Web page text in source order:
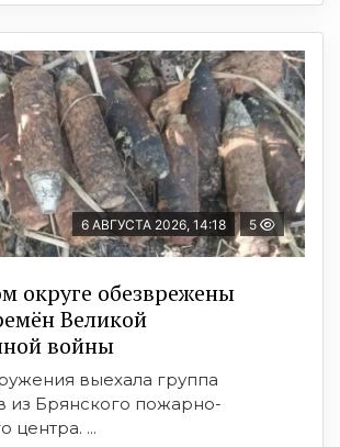
6 АВГУСТА 2026, 14:18 5
округе обезврежены
Великой
войны
выехала группа
из Брянского пожарно-
центра. ...